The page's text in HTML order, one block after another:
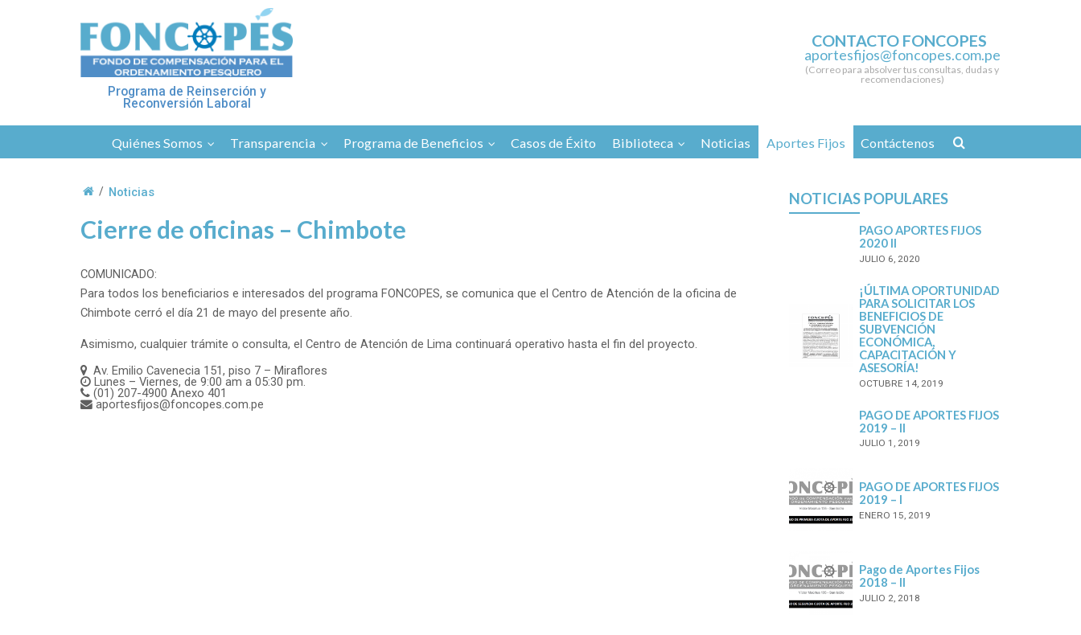
Programa de Reinserción y
Reconversión Laboral
CONTACTO FONCOPES
aportesfijos@foncopes.com.pe
(Correo para absolver tus consultas, dudas y
recomendaciones)
Quiénes Somos Transparencia Programa de Beneficios Casos de Éxito Biblioteca Noticias Aportes Fijos Contáctenos
/ Noticias
Cierre de oficinas – Chimbote
COMUNICADO:
Para todos los beneficiarios e interesados del programa FONCOPES, se comunica que el Centro de Atención de la oficina de
Chimbote cerró el día 21 de mayo del presente año.
Asimismo, cualquier trámite o consulta, el Centro de Atención de Lima continuará operativo hasta el fin del proyecto.
Av. Emilio Cavenecia 151, piso 7 – Miraflores
Lunes – Viernes, de 9:00 am a 05:30 pm.
(01) 207-4900 Anexo 401
aportesfijos@foncopes.com.pe
NOTICIAS POPULARES
PAGO APORTES FIJOS
2020 II
JULIO 6, 2020
¡ÚLTIMA OPORTUNIDAD
PARA SOLICITAR LOS
BENEFICIOS DE
SUBVENCIÓN
ECONÓMICA,
CAPACITACIÓN Y
ASESORÍA!
OCTUBRE 14, 2019
PAGO DE APORTES FIJOS
2019 – II
JULIO 1, 2019
PAGO DE APORTES FIJOS
2019 – I
ENERO 15, 2019
Pago de Aportes Fijos
2018 – II
JULIO 2, 2018